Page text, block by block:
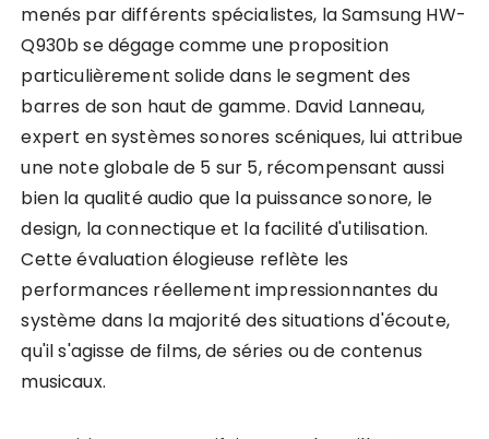
menés par différents spécialistes, la Samsung HW-
Q930b se dégage comme une proposition
particulièrement solide dans le segment des
barres de son haut de gamme. David Lanneau,
expert en systèmes sonores scéniques, lui attribue
une note globale de 5 sur 5, récompensant aussi
bien la qualité audio que la puissance sonore, le
design, la connectique et la facilité d'utilisation.
Cette évaluation élogieuse reflète les
performances réellement impressionnantes du
système dans la majorité des situations d'écoute,
qu'il s'agisse de films, de séries ou de contenus
musicaux.